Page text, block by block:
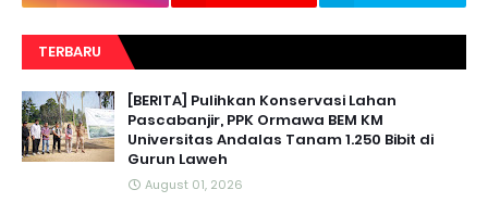
TERBARU
[BERITA] Pulihkan Konservasi Lahan
Pascabanjir, PPK Ormawa BEM KM
Universitas Andalas Tanam 1.250 Bibit di
Gurun Laweh
August 01, 2026